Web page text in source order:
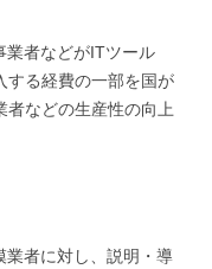
業者などがITツール
する経費の一部を国が
者などの生産性の向上
業者に対し、説明・導